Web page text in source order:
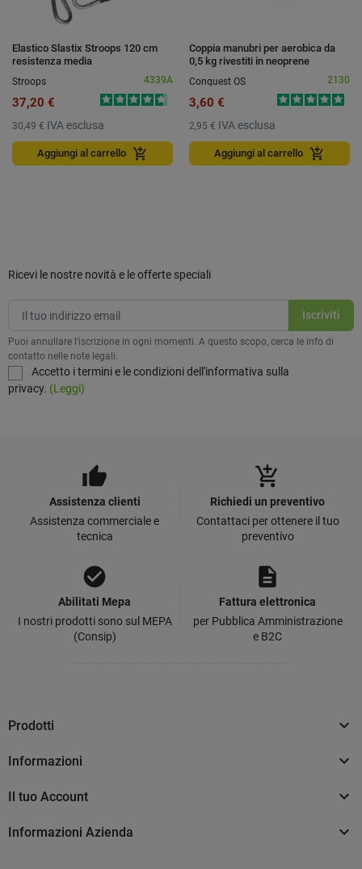
Elastico Slastix Stroops 120 cm
resistenza media
Stroops
4339A
37,20 €
30,49 € IVA esclusa
Aggiungi al carrello add_shopping_cart
Coppia manubri per aerobica da
0,5 kg rivestiti in neoprene
Conquest OS
2130
3,60 €
2,95 € IVA esclusa
Aggiungi al carrello add_shopping_cart
Ricevi le nostre novità e le offerte speciali
Puoi annullare l'iscrizione in ogni momenti. A questo scopo, cerca le info di
contatto nelle note legali.
Accetto i termini e le condizioni dell'informativa sulla
privacy. (Leggi)
thumb_up
Assistenza clienti
Assistenza commerciale e
tecnica
add_shopping_cart
Richiedi un preventivo
Contattaci per ottenere il tuo
preventivo
check_circle
Abilitati Mepa
I nostri prodotti sono sul MEPA
(Consip)
description
Fattura elettronica
per Pubblica Amministrazione
e B2C
Prodotti 
Informazioni 
Il tuo Account 
Informazioni Azienda 